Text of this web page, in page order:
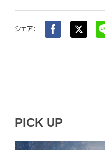
シェア：
PICK UP